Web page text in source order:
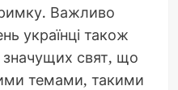
Важливо
українці також
значущих свят, що
темами, такими